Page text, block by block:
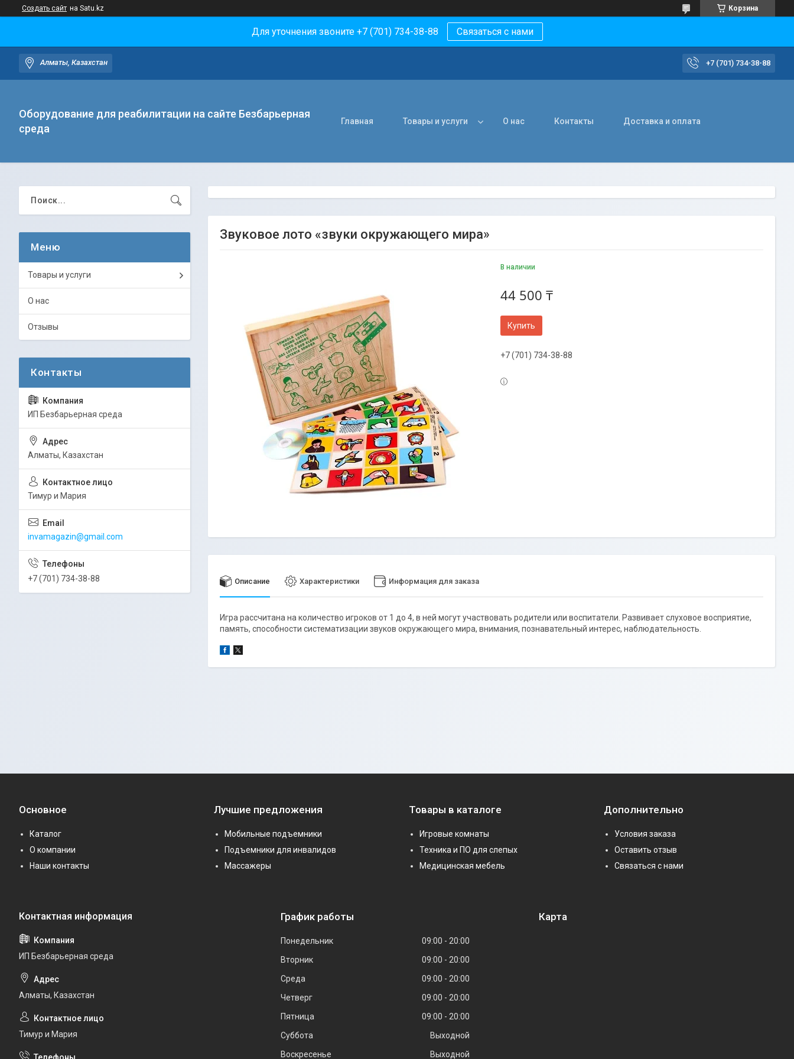
Создать сайт на Satu.kz Корзина
Для уточнения звоните +7 (701) 734-38-88 Связаться с нами
Алматы, Казахстан +7 (701) 734-38-88
Оборудование для реабилитации на сайте Безбарьерная
среда
Главная Товары и услуги О нас Контакты Доставка и оплата
Звуковое лото «звуки окружающего мира»
В наличии
44 500 ₸
Купить
+7 (701) 734-38-88
Описание Характеристики Информация для заказа
Игра рассчитана на количество игроков от 1 до 4, в ней могут участвовать родители или воспитатели. Развивает слуховое восприятие,
память, способности систематизации звуков окружающего мира, внимания, познавательный интерес, наблюдательность.
Товары и услуги
О нас
Отзывы
ИП Безбарьерная среда
Алматы, Казахстан
Тимур и Мария
invamagazin@gmail.com
+7 (701) 734-38-88
Основное
Каталог
О компании
Наши контакты
Лучшие предложения
Мобильные подъемники
Подъемники для инвалидов
Массажеры
Товары в каталоге
Игровые комнаты
Техника и ПО для слепых
Медицинская мебель
Дополнительно
Условия заказа
Оставить отзыв
Связаться с нами
ИП Безбарьерная среда
Алматы, Казахстан
Тимур и Мария
График работы
Понедельник 09:00
20:00
Вторник
09:00
20:00
Среда
09:00
20:00
Четверг
09:00
20:00
Пятница
09:00
20:00
Суббота
Выходной
Воскресенье
Выходной
Карта